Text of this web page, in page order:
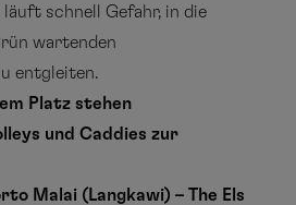
läuft schnell Gefahr, in die
wartenden
entgleiten.
Platz stehen
und Caddies zur
Malai (Langkawi) – The Els